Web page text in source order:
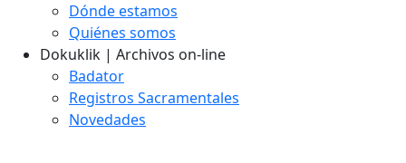
Dónde estamos
Quiénes somos
Dokuklik | Archivos on-line
Badator
Registros Sacramentales
Novedades